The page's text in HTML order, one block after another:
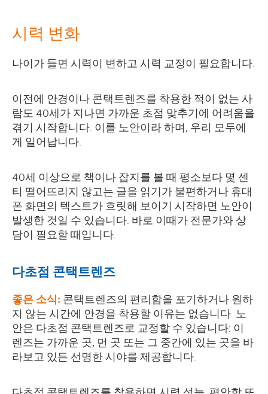
시력 변화
나이가 들면 시력이 변하고 시력 교정이 필요합니다.
이전에 안경이나 콘택트렌즈를 착용한 적이 없는 사
람도 40세가 지나면 가까운 초점 맞추기에 어려움을
겪기 시작합니다. 이를 노안이라 하며, 우리 모두에
게 일어납니다.
40세 이상으로 책이나 잡지를 볼 때 평소보다 몇 센
티 떨어뜨리지 않고는 글을 읽기가 불편하거나 휴대
폰 화면의 텍스트가 흐릿해 보이기 시작하면 노안이
발생한 것일 수 있습니다. 바로 이때가 전문가와 상
담이 필요할 때입니다.
다초점 콘택트렌즈
좋은 소식: 콘택트렌즈의 편리함을 포기하거나 원하
지 않는 시간에 안경을 착용할 이유는 없습니다. 노
안은 다초점 콘택트렌즈로 교정할 수 있습니다: 이
렌즈는 가까운 곳, 먼 곳 또는 그 중간에 있는 곳을 바
라보고 있든 선명한 시야를 제공합니다.